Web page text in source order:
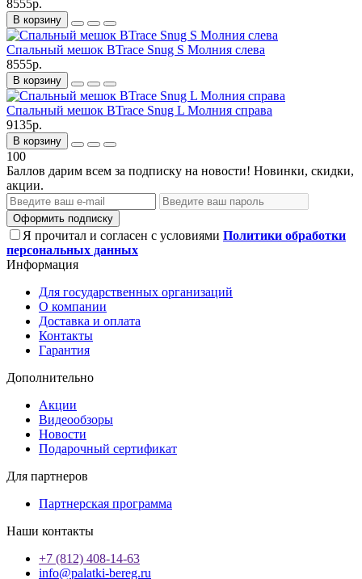
8555р.
В корзину
Спальный мешок BTrace Snug S Молния слева
8555р.
В корзину
Спальный мешок BTrace Snug L Молния справа
9135р.
В корзину
100
Баллов дарим всем за подписку на новости! Новинки, скидки,
акции.
Оформить подписку
Я прочитал и согласен с условиями Политики обработки
персональных данных
Информация
Для государственных организаций
О компании
Доставка и оплата
Контакты
Гарантия
Дополнительно
Акции
Видеообзоры
Новости
Подарочный сертификат
Для партнеров
Партнерская программа
Наши контакты
+7 (812) 408-14-63
info@palatki-bereg.ru